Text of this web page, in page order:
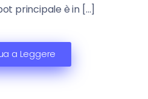
principale è in […]
a Leggere